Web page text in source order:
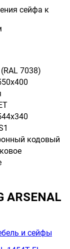
сейфа к
7038)
кодовый
ARSENAL
и сейфы